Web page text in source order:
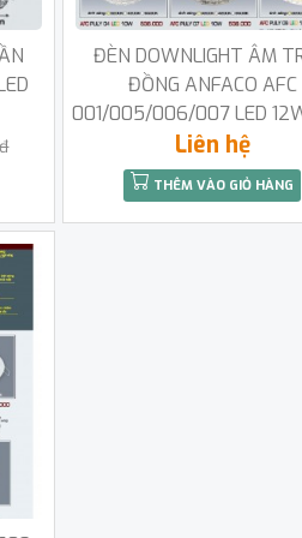
ĐÈN DOWNLIGHT ÂM
ĐỒNG ANFACO AFC
001/005/006/007 LED
Liên hệ
THÊM VÀO GIỎ HÀNG